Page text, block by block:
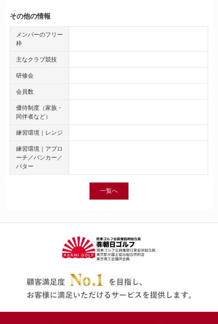
その他の情報
メンバーのフリー
枠
主なクラブ競技
研修会
会員数
優待制度（家族・
同伴者など）
練習環境｜レンジ
練習環境｜アプロ
ーチ／バンカー／
パター
一覧へ